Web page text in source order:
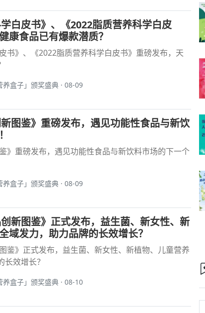
白皮书》、《2022脂质营养科学白皮
康食品已有爆款潜质？
书》、《2022脂质营养科学白皮书》重磅发布，天
盒子」颁奖盛典 · 08-09
图鉴》重磅发布，遇见功能性食品与新饮
》重磅发布，遇见功能性食品与新饮料市场的下一个
盒子」颁奖盛典 · 08-09
新图鉴》正式发布，益生菌、新女性、新
域发力，助力品牌的长效增长？
鉴》正式发布，益生菌、新女性、新植物、儿童营养
效增长？
盒子」颁奖盛典 · 08-10